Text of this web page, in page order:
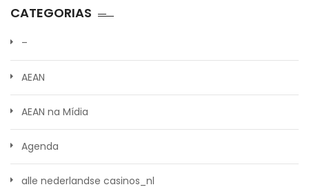
CATEGORIAS
–
AEAN
AEAN na Mídia
Agenda
alle nederlandse casinos_nl